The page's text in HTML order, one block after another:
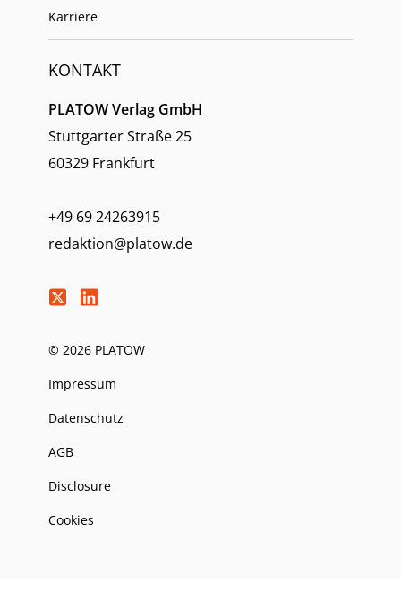
Karriere
KONTAKT
PLATOW Verlag GmbH
Stuttgarter Straße 25
60329 Frankfurt
+49 69 24263915
redaktion@platow.de
© 2026 PLATOW
Impressum
Datenschutz
AGB
Disclosure
Cookies